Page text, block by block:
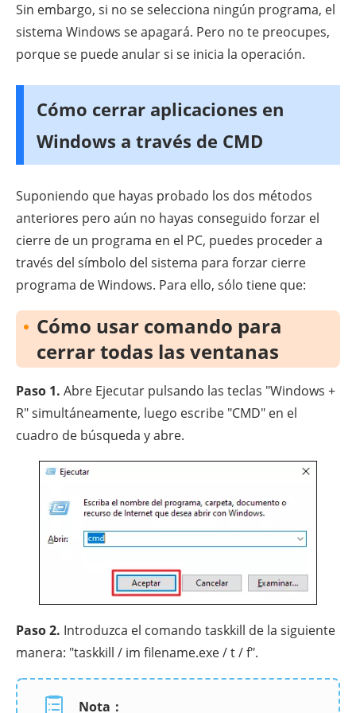
Sin embargo, si no se selecciona ningún programa, el
sistema Windows se apagará. Pero no te preocupes,
porque se puede anular si se inicia la operación.
Cómo cerrar aplicaciones en
Windows a través de CMD
Suponiendo que hayas probado los dos métodos
anteriores pero aún no hayas conseguido forzar el
cierre de un programa en el PC, puedes proceder a
través del símbolo del sistema para forzar cierre
programa de Windows. Para ello, sólo tiene que:
Cómo usar comando para
cerrar todas las ventanas
Paso 1. Abre Ejecutar pulsando las teclas "Windows +
R" simultáneamente, luego escribe "CMD" en el
cuadro de búsqueda y abre.
Paso 2. Introduzca el comando taskkill de la siguiente
manera: "taskkill / im filename.exe / t / f".
Nota：